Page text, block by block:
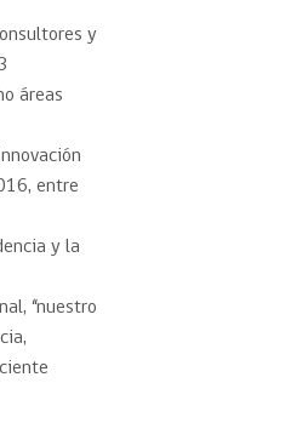
y
áreas
entre
y la
“nuestro